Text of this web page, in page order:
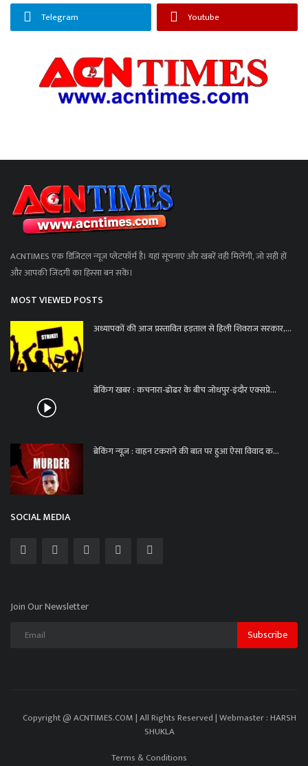
Telegram Youtube
ACNTIMES एक डिजिटल न्यूज प्लेटफॉर्म है। यहां सूचनाएं और खबरें वही मिलेंगी, जो सही हों
और आपकी जिंदगी का हिस्सा बन सकें।
MOST VIEWED POSTS
अध्यापकों की आज प्रस्तावित हड़ताल से हिली शिवराज सरकार,...
ब्रेकिंग खबर : कचनारा-ढोढर के बीच जोधपुर-इंदौर एक्सप्रे...
ब्रेकिंग न्यूज़ : वाहन टकराने की बात पर हुआ ऐसा विवाद क...
SOCIAL MEDIA
Join Our Newsletter
Subscribe
Copyright @ ACNTIMES.COM | All Rights Reserved | Webmaster : HARSH
SHUKLA
Terms & Conditions